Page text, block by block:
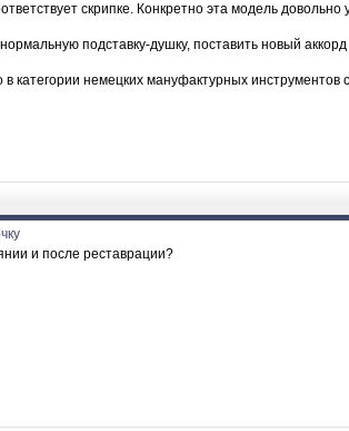
скрипке. Конкретно эта модель
подставку-душку, поставить новый
в категории немецких мануфактурных
и после реставрации?